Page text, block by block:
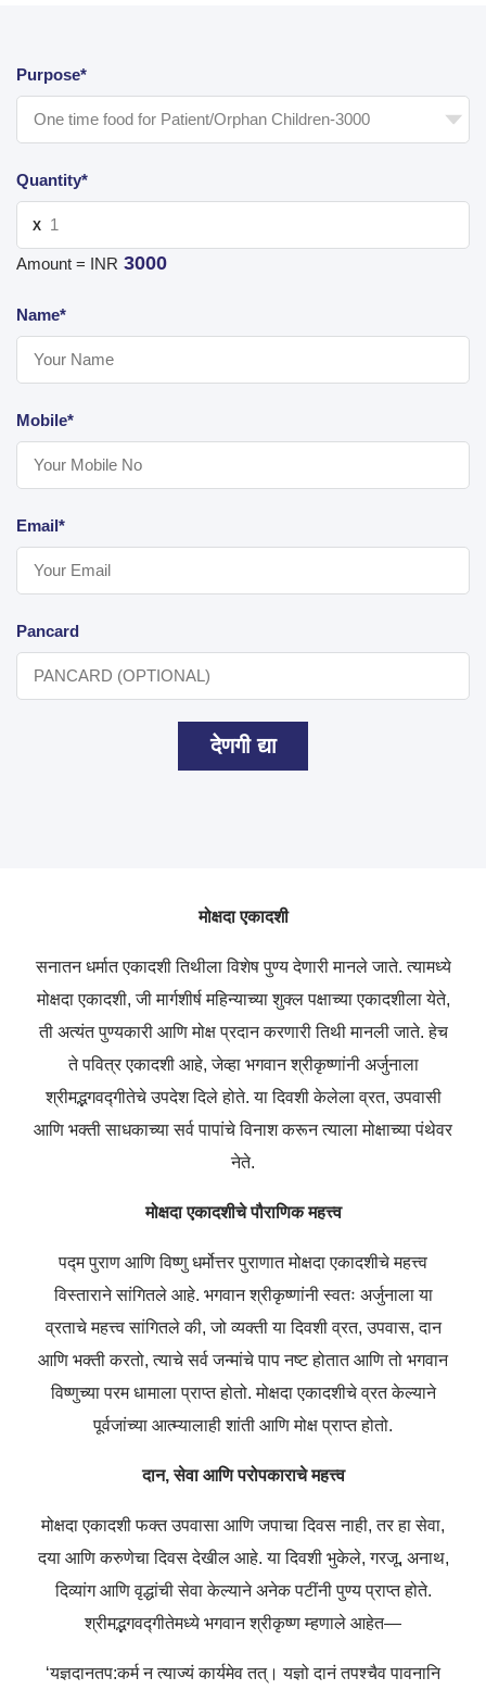
Purpose*
Quantity*
X
Amount = INR 3000
Name*
Mobile*
Email*
Pancard
देणगी द्या
मोक्षदा एकादशी
सनातन धर्मात एकादशी तिथीला विशेष पुण्य देणारी मानले जाते.त्यामध्ये
मोक्षदा एकादशी,जी मार्गशीर्ष महिन्याच्या शुक्ल पक्षाच्या एकादशीला येते,
ती अत्यंत पुण्यकारी आणि मोक्ष प्रदान करणारी तिथी मानली जाते.हेच
ते पवित्र एकादशी आहे,जेव्हा भगवान श्रीकृष्णांनी अर्जुनाला
श्रीमद्भगवद्गीतेचे उपदेश दिले होते.या दिवशी केलेला व्रत,उपवासी
आणि भक्ती साधकाच्या सर्व पापांचे विनाश करून त्याला मोक्षाच्या पंथेवर
नेते.
मोक्षदा एकादशीचे पौराणिक महत्त्व
पद्म पुराण आणि विष्णु धर्मोत्तर पुराणात मोक्षदा एकादशीचे महत्त्व
विस्ताराने सांगितले आहे. भगवान श्रीकृष्णांनी स्वतः अर्जुनाला या
व्रताचे महत्त्व सांगितले की,जो व्यक्ती या दिवशी व्रत,उपवास,दान
आणि भक्ती करतो,त्याचे सर्व जन्मांचे पाप नष्ट होतात आणि तो भगवान
विष्णुच्या परम धामाला प्राप्त होतो.मोक्षदा एकादशीचे व्रत केल्याने
पूर्वजांच्या आत्म्यालाही शांती आणि मोक्ष प्राप्त होतो.
दान,सेवा आणि परोपकाराचे महत्त्व
मोक्षदा एकादशी फक्त उपवासा आणि जपाचा दिवस नाही,तर हा सेवा,
दया आणि करुणेचा दिवस देखील आहे.या दिवशी भुकेले,गरजू, अनाथ,
दिव्यांग आणि वृद्धांची सेवा केल्याने अनेक पटींनी पुण्य प्राप्त होते.
श्रीमद्भगवद्गीतेमध्ये भगवान श्रीकृष्ण म्हणाले आहेत—
‘यज्ञदानतप:कर्म न त्याज्यं कार्यमेव तत्। यज्ञो दानं तपश्चैव पावनानि